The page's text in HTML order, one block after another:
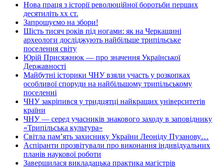
Нова праця з історії революційної боротьби перших
десятиліть хх ст.
Запрошуємо на збори!
Шість тисяч років під ногами: як на Черкащині
археологи досліджують найбільше трипільське
поселення світу
Юрій Присяжнюк — про значення Української
Державності
Майбутні історики ЧНУ взяли участь у розкопках
особливої споруди на найбільшому трипільському
поселенні
ЧНУ закріпився у тридцятці найкращих університетів
країни
ЧНУ — серед учасників знакового заходу в заповіднику
«Трипільська культура»
Світла пам’ять захиснику України Леоніду Пузанову…
Аспіранти прозвітували про виконання індивідуальних
планів наукової роботи
Завершилася викладацька практика магістрів